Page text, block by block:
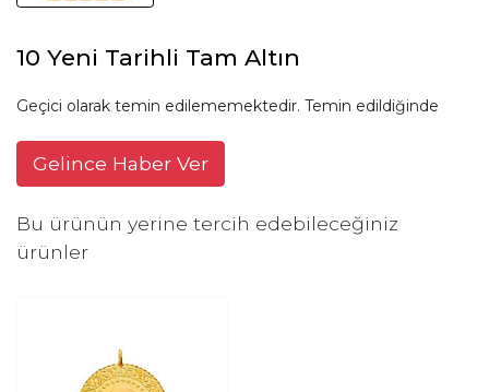
10 Yeni Tarihli Tam Altın
Geçici olarak temin edilememektedir. Temin edildiğinde
Gelince Haber Ver
Bu ürünün yerine tercih edebileceğiniz
ürünler